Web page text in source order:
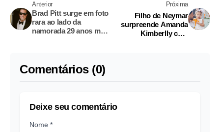
Anterior
Brad Pitt surge em foto
rara ao lado da
namorada 29 anos mais
Próxima
Filho de Neymar
surpreende Amanda
Kimberlly com
Comentários (0)
Deixe seu comentário
Nome *